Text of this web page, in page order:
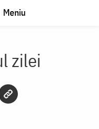
Meniu
zilei